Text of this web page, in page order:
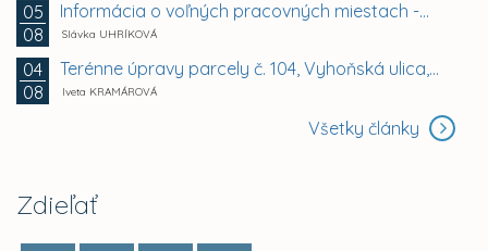
05
08
Informácia o voľných pracovných miestach -...
Slávka UHRÍKOVÁ
04
08
Terénne úpravy parcely č. 104, Vyhoňská ulica,...
Iveta KRAMÁROVÁ
Všetky články
Zdieľať